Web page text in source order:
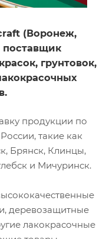
(Воронеж,
грунтовок,
продукции по
такие как
Брянск, Клинцы,
и Мичуринск.
деревозащитные
лакокрасочные